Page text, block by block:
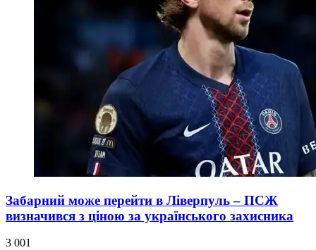
Забарний може перейти в Ліверпуль – ПСЖ
визначився з ціною за українського захисника
3 001